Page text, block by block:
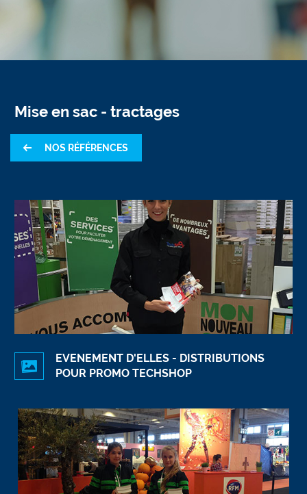
Mise en sac - tractages
NOS RÉFÉRENCES
EVENEMENT D'ELLES - DISTRIBUTIONS
POUR PROMO TECHSHOP